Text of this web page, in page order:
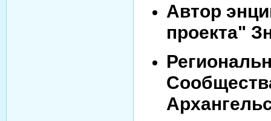
Автор
проекта"